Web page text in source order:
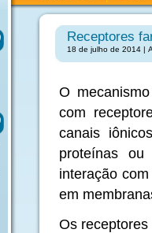
Receptores
18 de julho de 2014 |
O
com
canais
proteínas ou
interação
em
Os